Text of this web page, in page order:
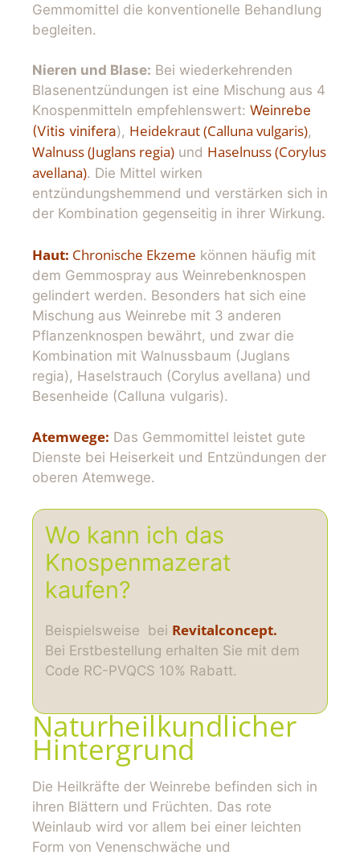
Gemmomittel die konventionelle Behandlung
begleiten.
Nieren und Blase: Bei wiederkehrenden
Blasenentzündungen ist eine Mischung aus 4
Knospenmitteln empfehlenswert: Weinrebe
(Vitis vinifera), Heidekraut (Calluna vulgaris),
Walnuss (Juglans regia) und Haselnuss (Corylus
avellana). Die Mittel wirken
entzündungshemmend und verstärken sich in
der Kombination gegenseitig in ihrer Wirkung.
Haut: Chronische Ekzeme können häufig mit
dem Gemmospray aus Weinrebenknospen
gelindert werden. Besonders hat sich eine
Mischung aus Weinrebe mit 3 anderen
Pflanzenknospen bewährt, und zwar die
Kombination mit Walnussbaum (Juglans
regia), Haselstrauch (Corylus avellana) und
Besenheide (Calluna vulgaris).
Atemwege: Das Gemmomittel leistet gute
Dienste bei Heiserkeit und Entzündungen der
oberen Atemwege.
Wo kann ich das
Knospenmazerat
kaufen?
Beispielsweise bei Revitalconcept.
Bei Erstbestellung erhalten Sie mit dem
Code RC-PVQCS 10% Rabatt.
Naturheilkundlicher
Hintergrund
Die Heilkräfte der Weinrebe befinden sich in
ihren Blättern und Früchten. Das rote
Weinlaub wird vor allem bei einer leichten
Form von Venenschwäche und